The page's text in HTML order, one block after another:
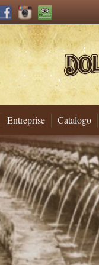
Entreprise Catalogo